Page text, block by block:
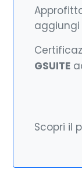
GSUITE
Scopri il